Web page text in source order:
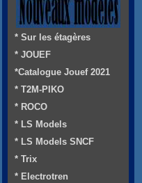
* Sur les étagères
* JOUEF
*Catalogue Jouef 2021
* T2M-PIKO
* ROCO
* LS Models
* LS Models SNCF
* Trix
* Electrotren